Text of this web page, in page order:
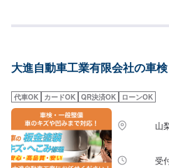
かり点検・整備！◾自動車整備士資格の
ませたい…★お時間があまり取れない…
だければ作業開始【4】仕上がり次第納車
ンテナンス期間中は代車を無料で手配し
ご負担いただいております。---------注意
種などにより、金額・納車時期が変わり
【定休日・営業時間】定休日：日曜日、
大進自動車工業有限会社の車検
代車OK カードOK QR決済OK ローンOK
山
受